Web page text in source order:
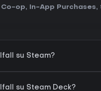
Co-op, In-App Purchases,
su Steam?
su Steam Deck?